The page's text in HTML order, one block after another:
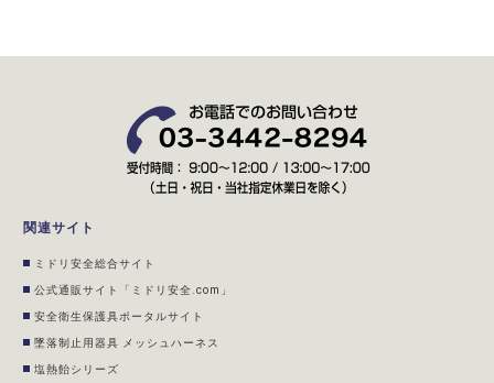
関連サイト
ミドリ安全総合サイト
公式通販サイト「ミドリ安全.com」
安全衛生保護具ポータルサイト
墜落制止用器具 メッシュハーネス
塩熱飴シリーズ